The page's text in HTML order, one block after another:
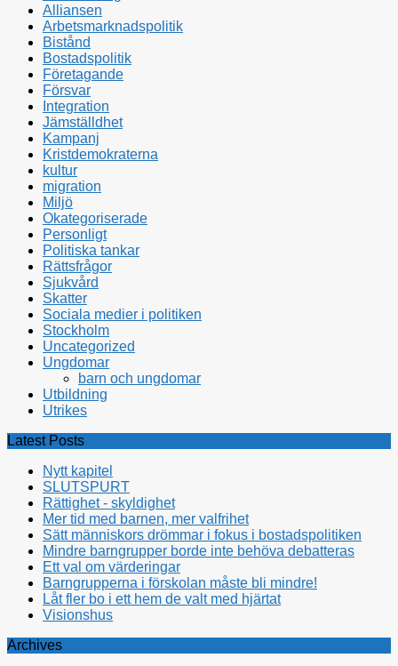
Alliansen
Arbetsmarknadspolitik
Bistånd
Bostadspolitik
Företagande
Försvar
Integration
Jämställdhet
Kampanj
Kristdemokraterna
kultur
migration
Miljö
Okategoriserade
Personligt
Politiska tankar
Rättsfrågor
Sjukvård
Skatter
Sociala medier i politiken
Stockholm
Uncategorized
Ungdomar
barn och ungdomar
Utbildning
Utrikes
Latest Posts
Nytt kapitel
SLUTSPURT
Rättighet - skyldighet
Mer tid med barnen, mer valfrihet
Sätt människors drömmar i fokus i bostadspolitiken
Mindre barngrupper borde inte behöva debatteras
Ett val om värderingar
Barngrupperna i förskolan måste bli mindre!
Låt fler bo i ett hem de valt med hjärtat
Visionshus
Archives